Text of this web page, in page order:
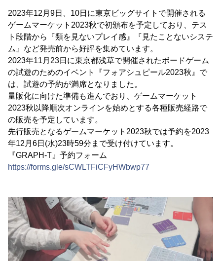
2023年12月9日、10日に東京ビッグサイトで開催される
ゲームマーケット2023秋で初頒布を予定しており、テス
ト段階から『類を見ないプレイ感』『見たことないシステ
ム』など発売前から好評を集めています。
2023年11月23日に東京都浅草で開催されたボードゲーム
の試遊のためのイベント『フォアシュピール2023秋』で
は、試遊の予約が満席となりました。
量販化に向けた準備も進んでおり、ゲームマーケット
2023秋以降順次オンラインを始めとする各種販売経路で
の販売を予定しています。
先行販売となるゲームマーケット2023秋では予約を2023
年12月6日(水)23時59分まで受け付けています。
『GRAPH-T』予約フォーム
https://forms.gle/sCWLTFiCFyHWbwp77